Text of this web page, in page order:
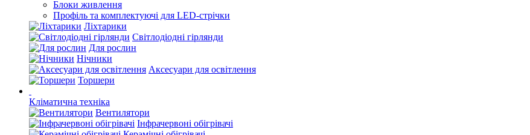
Блоки живлення
Профіль та комплектуючі для LED-стрічки
Ліхтарики
Світлодіодні гірлянди
Для рослин
Нічники
Аксесуари для освітлення
Торшери
Кліматична техніка
Вентилятори
Інфрачервоні обігрівачі